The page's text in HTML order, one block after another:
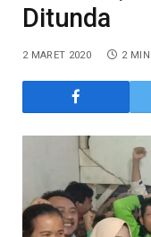
Ditunda
2 MARET 2020 2